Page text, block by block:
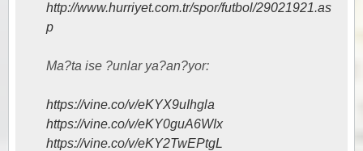
http://www.hurriyet.com.tr/spor/futbol/29021921.as
p
Ma?ta ise ?unlar ya?an?yor:
https://vine.co/v/eKYX9uIhgla
https://vine.co/v/eKY0guA6WIx
https://vine.co/v/eKY2TwEPtgL